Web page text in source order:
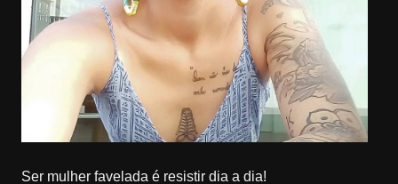
Ser mulher favelada é resistir dia a dia!